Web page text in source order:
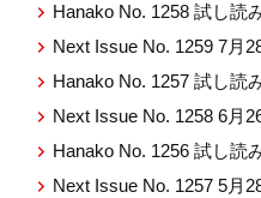
Hanako No. 1258 試し読
Next Issue No. 1259 7月
Hanako No. 1257 試し読
Next Issue No. 1258 6月
Hanako No. 1256 試し読
Next Issue No. 1257 5月